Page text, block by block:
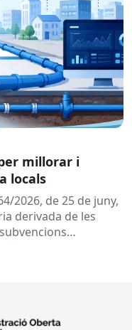
millorar i
locals
2026, de 25 de juny,
derivada de les